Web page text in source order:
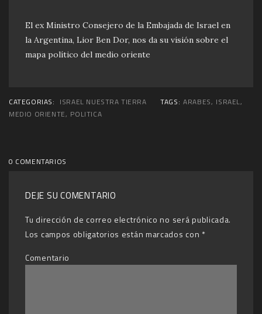
El ex Ministro Consejero de la Embajada de Israel en
la Argentina, Lior Ben Dor, nos da su visión sobre el
mapa político del medio oriente
CATEGORIAS: ISRAEL NUESTRA TIERRA TAGS: ARABES, ISRAEL,
MEDIO ORIENTE, POLITICA
0 COMENTARIOS
DEJE SU COMENTARIO
Tu dirección de correo electrónico no será publicada.
Los campos obligatorios están marcados con *
Comentario